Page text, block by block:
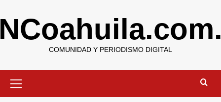
al
contenido
COMUNIDAD Y PERIODISMO DIGITAL
primario